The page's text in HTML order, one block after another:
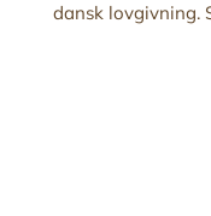
dansk lovgivning.